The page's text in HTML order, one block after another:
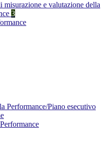
misurazione e valutazione della
3
Performance/Piano esecutivo